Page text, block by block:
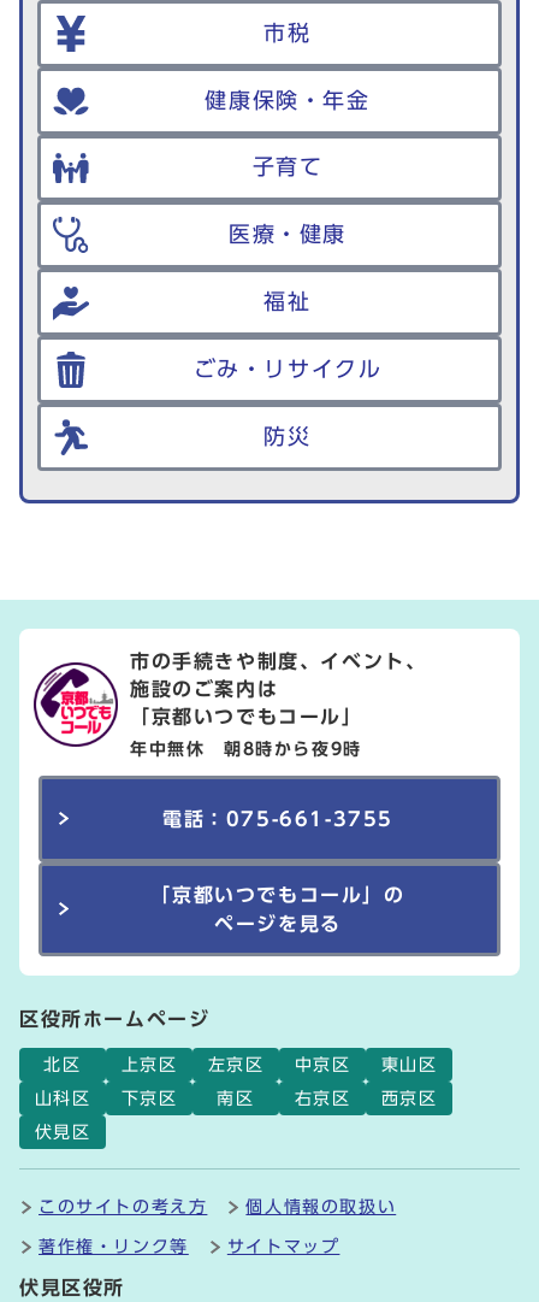
市税
健康保険・年金
子育て
医療・健康
福祉
ごみ・リサイクル
防災
市の手続きや制度、イベント、
施設のご案内は
「京都いつでもコール」
年中無休 朝8時から夜9時
電話：075-661-3755
「京都いつでもコール」の
ページを見る
区役所ホームページ
北区 上京区 左京区 中京区
東山区
山科区
下京区 南区 右京区
西京区
伏見区
このサイトの考え方 個人情報の取扱い
著作権・リンク等 サイトマップ
伏見区役所